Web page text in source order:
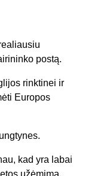
postą.
rinktinei ir
Europos
kad yra labai
užėmimą.